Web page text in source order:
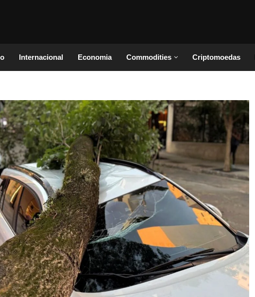
Internacional Economia Commodities Criptomoedas